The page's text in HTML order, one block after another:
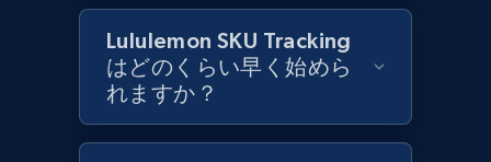
products using specified keywords
URL, Product id, Title, Images, Final price,
Currency, Discount, Initial price, and more.
Lululemon SKU Tracking
はどのくらい早く始めら
れますか？